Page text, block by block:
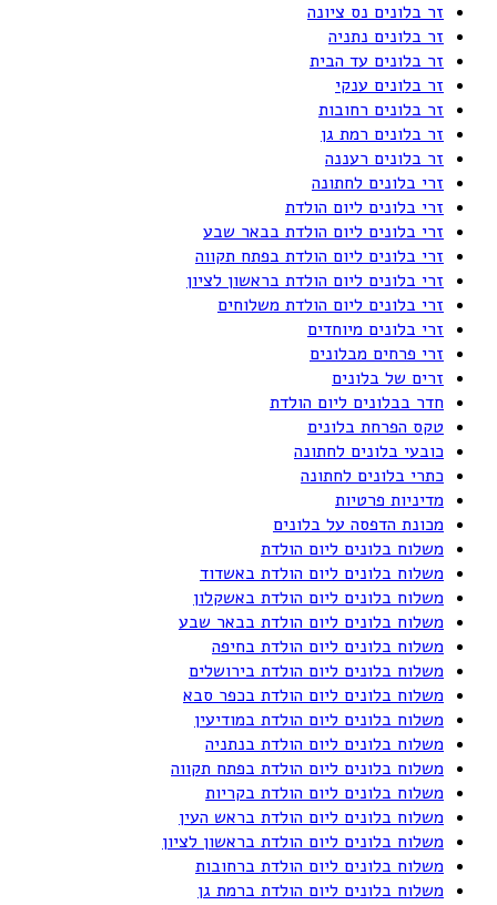
זר בלונים נס ציונה
זר בלונים נתניה
זר בלונים עד הבית
זר בלונים ענקי
זר בלונים רחובות
זר בלונים רמת גן
זר בלונים רעננה
זרי בלונים לחתונה
זרי בלונים ליום הולדת
זרי בלונים ליום הולדת בבאר שבע
זרי בלונים ליום הולדת בפתח תקווה
זרי בלונים ליום הולדת בראשון לציון
זרי בלונים ליום הולדת משלוחים
זרי בלונים מיוחדים
זרי פרחים מבלונים
זרים של בלונים
חדר בבלונים ליום הולדת
טקס הפרחת בלונים
כובעי בלונים לחתונה
כתרי בלונים לחתונה
מדיניות פרטיות
מכונת הדפסה על בלונים
משלוח בלונים ליום הולדת
משלוח בלונים ליום הולדת באשדוד
משלוח בלונים ליום הולדת באשקלון
משלוח בלונים ליום הולדת בבאר שבע
משלוח בלונים ליום הולדת בחיפה
משלוח בלונים ליום הולדת בירושלים
משלוח בלונים ליום הולדת בכפר סבא
משלוח בלונים ליום הולדת במודיעין
משלוח בלונים ליום הולדת בנתניה
משלוח בלונים ליום הולדת בפתח תקווה
משלוח בלונים ליום הולדת בקריות
משלוח בלונים ליום הולדת בראש העין
משלוח בלונים ליום הולדת בראשון לציון
משלוח בלונים ליום הולדת ברחובות
משלוח בלונים ליום הולדת ברמת גן